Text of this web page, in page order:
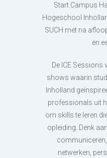
Start Campus
Hogeschool
SUCH met na
en
De ICE Sessions
shows waarin
Inholland
professionals uit
om skills te leren
opleiding. Denk
netwerken,